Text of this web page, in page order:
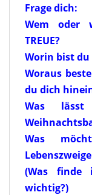
Frage dich:
Wem oder
TREUE?
Worin bist
Woraus
du dich
Was
Was
(Was
wichtig?)